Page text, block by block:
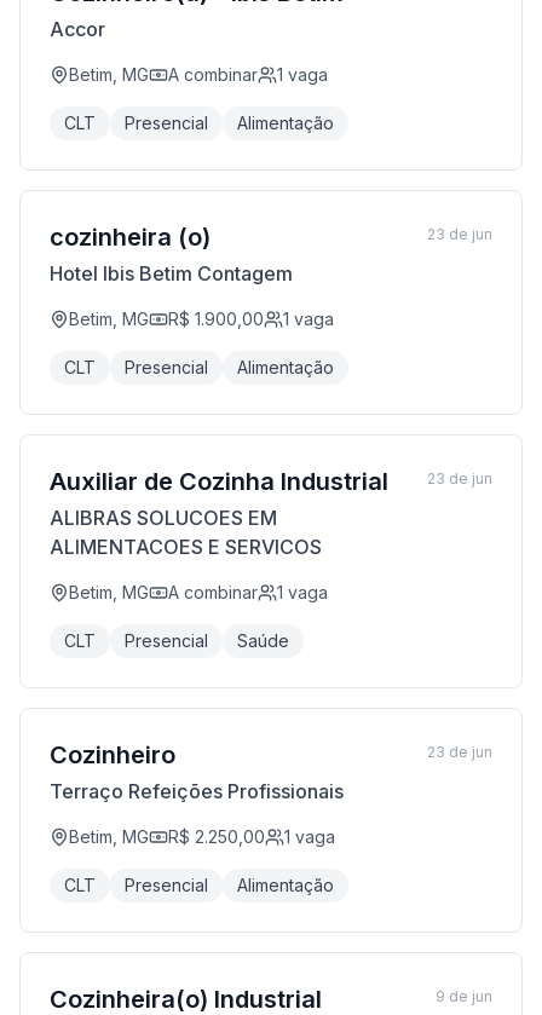
Accor
Betim, MG A combinar 1 vaga
CLT Presencial Alimentação
cozinheira (o)
Hotel Ibis Betim Contagem
Betim, MG R$ 1.900,00 1 vaga
CLT Presencial Alimentação
23 de jun
Auxiliar de Cozinha Industrial
ALIBRAS SOLUCOES EM
ALIMENTACOES E SERVICOS
Betim, MG A combinar 1 vaga
CLT Presencial Saúde
23 de jun
Cozinheiro
Terraço Refeições Profissionais
Betim, MG R$ 2.250,00 1 vaga
CLT Presencial Alimentação
23 de jun
Cozinheira(o) Industrial 9 de jun